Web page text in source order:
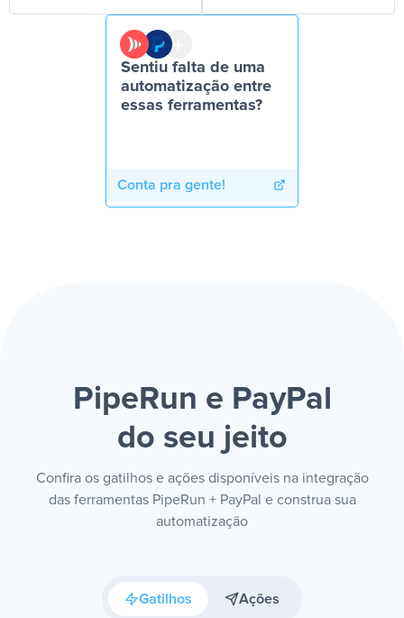
Sentiu falta de uma
automatização entre
essas ferramentas?
Conta pra gente!
PipeRun e PayPal
do seu jeito
Confira os gatilhos e ações disponíveis na integração
das ferramentas PipeRun + PayPal e construa sua
automatização
Gatilhos Ações